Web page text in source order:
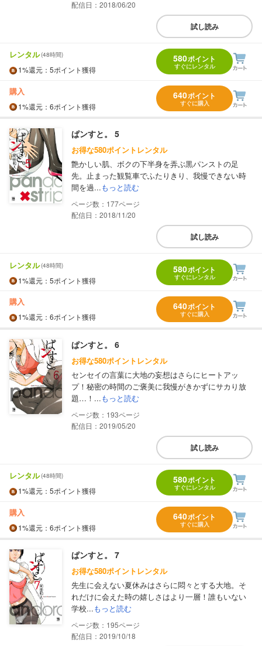
配信日：2018/06/20
試し読み
レンタル(48時間)
1%還元 ：5ポイント獲得
580ポイント
すぐにレンタル
購入
1%還元 ：6ポイント獲得
640ポイント
すぐに購入
ぱンすと。 5
お得な580ポイントレンタル
艶かしい肌、ボクの下半身を弄ぶ黒パンストの足
先。止まった観覧車でふたりきり、我慢できない時
間を過...もっと読む
177
配信日：2018/11/20
試し読み
レンタル(48時間)
1%還元 ：5ポイント獲得
580ポイント
すぐにレンタル
購入
1%還元 ：6ポイント獲得
640ポイント
すぐに購入
ぱンすと。 6
お得な580ポイントレンタル
センセイの言葉に大地の妄想はさらにヒートアッ
プ！秘密の時間のご褒美に我慢がきかずにサカり放
題…！...もっと読む
193
配信日：2019/05/20
試し読み
レンタル(48時間)
1%還元 ：5ポイント獲得
580ポイント
すぐにレンタル
購入
1%還元 ：6ポイント獲得
640ポイント
すぐに購入
ぱンすと。 7
お得な580ポイントレンタル
先生に会えない夏休みはさらに悶々とする大地。そ
れだけに会えた時の嬉しさはより一層！誰もいない
学校...もっと読む
195
配信日：2019/10/18